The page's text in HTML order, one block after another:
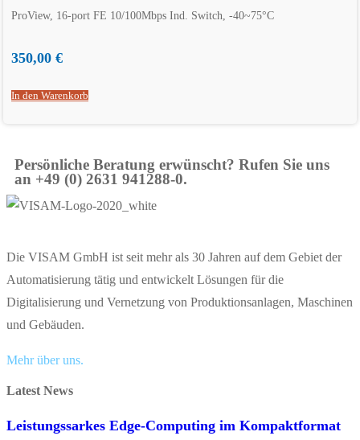
ProView, 16-port FE 10/100Mbps Ind. Switch, -40~75°C
350,00 €
In den Warenkorb
Persönliche Beratung erwünscht? Rufen Sie uns
an +49 (0) 2631 941288-0.
Die VISAM GmbH ist seit mehr als 30 Jahren auf dem Gebiet der
Automatisierung tätig und entwickelt Lösungen für die
Digitalisierung und Vernetzung von Produktionsanlagen, Maschinen
und Gebäuden.
Mehr über uns.
Latest News
Leistungssarkes Edge-Computing im Kompaktformat